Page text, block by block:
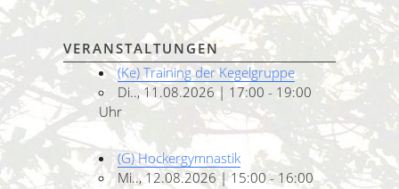
VERANSTALTUNGEN
(Ke) Training der Kegelgruppe
Di.., 11.08.2026 | 17:00 - 19:00
Uhr
(G) Hockergymnastik
Mi.., 12.08.2026 | 15:00 - 16:00